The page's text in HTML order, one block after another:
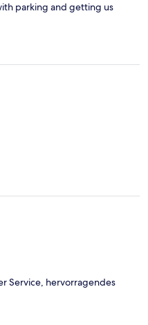
parking and getting us
Service, hervorragendes